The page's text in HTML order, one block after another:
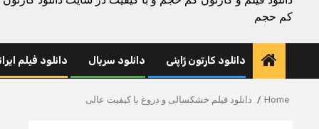
کم حجم
دانلود کارتون ژاپنی دانلود سریال دانلود فیلم
Home دانلود فیلم خشکسالی و دروغ با کیفیت عالی